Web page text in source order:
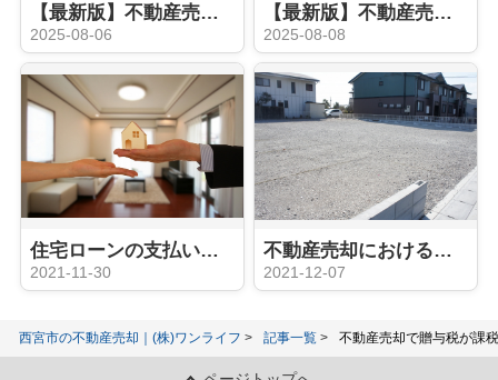
【最新版】不動産売却の際に相続や税金などの相談はどこにする？気になる費用もご紹介
2025-08-06
【最新版】不動産売却時の媒介契約とは？種類やおすすめのタイプをご紹介
2025-08-08
住宅ローンの支払いに困ったら検討すべき不動産の任意売却とは？
2021-11-30
不動産売却における土地の譲渡とは？「贈与」や「相続」との違いをご紹介！
2021-12-07
西宮市の不動産売却｜(株)ワンライフ 記事一覧 不動産売却で贈与税が課